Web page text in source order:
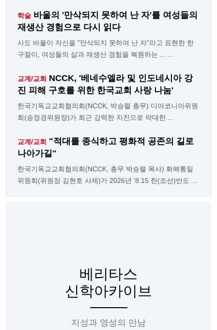
학술 바울의 '만삭되지 못하여 난 자'를 여성들의
재생산 경험으로 다시 읽다
사도 바울이 자신을 "만삭되지 못하여 난 자"라고 표현한 한
구절이, 여성들의 삶과 재생산 경험을 복원하는 ... ...
교계/교회 NCCK, '베네수엘라 및 인도네시아 강
진 피해 구호를 위한 한국교회 사랑 나눔'
한국기독교교회협의회(NCCK, 박승렬 총무) 디아코니아위원
회(송정경위원장)가 최근 강력한 지진으로 막대한 ...
교계/교회 "적대를 종식하고 평화적 공존의 길로
나아가길"
한국기독교교회협의회(NCCK, 총무 박승렬 목사) 화해통일
위원회(위원장 김현호 사제)가 2026년 '8.15 한(조선)반도 ...
베리타스
신학아카이브
지성과 영성의 만남